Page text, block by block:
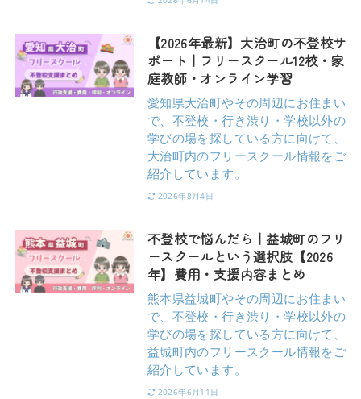
【2026年最新】大治町の不登校サ
ポート｜フリースクール12校・家
庭教師・オンライン学習
愛知県大治町やその周辺にお住まい
で、不登校・行き渋り・学校以外の
学びの場を探している方に向けて、
大治町内のフリースクール情報をご
紹介しています。
2026年8月4日
不登校で悩んだら｜益城町のフリ
ースクールという選択肢【2026
年】費用・支援内容まとめ
熊本県益城町やその周辺にお住まい
で、不登校・行き渋り・学校以外の
学びの場を探している方に向けて、
益城町内のフリースクール情報をご
紹介しています。
2026年6月11日